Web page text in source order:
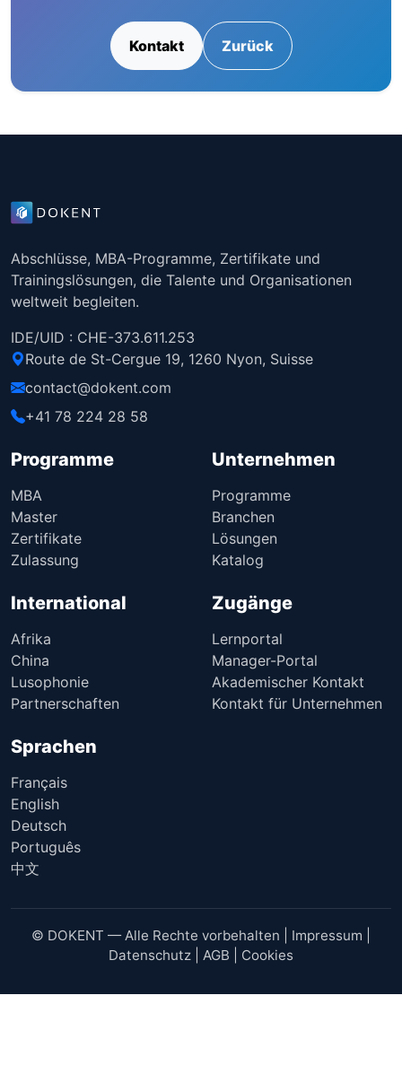
Kontakt Zurück
Abschlüsse, MBA-Programme, Zertifikate und
Trainingslösungen, die Talente und Organisationen
weltweit begleiten.
IDE/UID : CHE-373.611.253
Route de St-Cergue 19, 1260 Nyon, Suisse
contact@dokent.com
+41 78 224 28 58
Programme
MBA
Master
Zertifikate
Zulassung
Unternehmen
Programme
Branchen
Lösungen
Katalog
International
Afrika
China
Lusophonie
Partnerschaften
Zugänge
Lernportal
Manager-Portal
Akademischer Kontakt
Kontakt für Unternehmen
Sprachen
Français
English
Deutsch
Português
中文
© DOKENT — Alle Rechte vorbehalten | Impressum
Datenschutz
AGB Cookies